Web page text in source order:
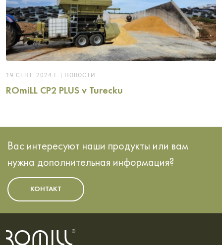
19 СЕНТ. 2024 Г. | НОВОСТИ
ROmiLL CP2 PLUS v Turecku
Вас интересуют наши продукты или вам
нужна дополнительная информация?
КОНТАКТ